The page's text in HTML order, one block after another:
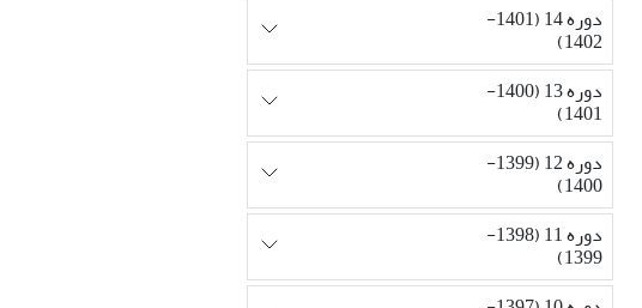
دوره 14 (1401-
1402)
دوره 13 (1400-
1401)
دوره 12 (1399-
1400)
دوره 11 (1398-
1399)